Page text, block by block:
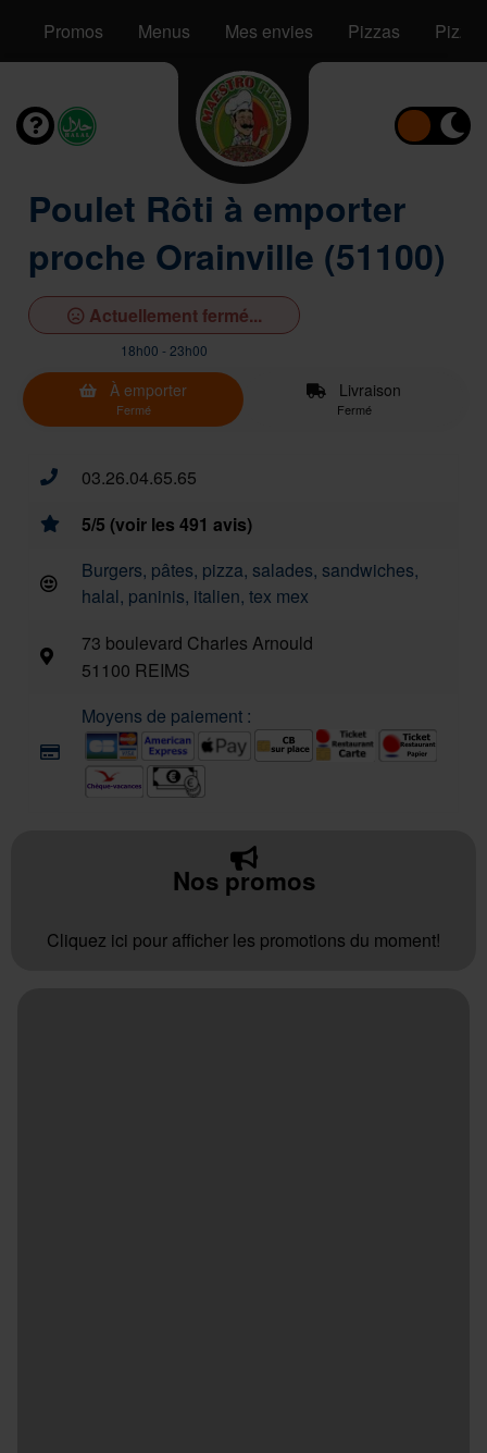
Promos Menus Mes envies Pizzas
Poulet Rôti à emporter
proche Orainville (51100)
Actuellement fermé...
18h00 - 23h00
À emporter
Fermé
Livraison
Fermé
03.26.04.65.65
5/5 (voir les 491 avis)
Burgers, pâtes, pizza, salades, sandwiches,
halal, paninis, italien, tex mex
73 boulevard Charles Arnould
51100 REIMS
Moyens de paiement :
Nos promos
Cliquez ici pour afficher les promotions du moment!